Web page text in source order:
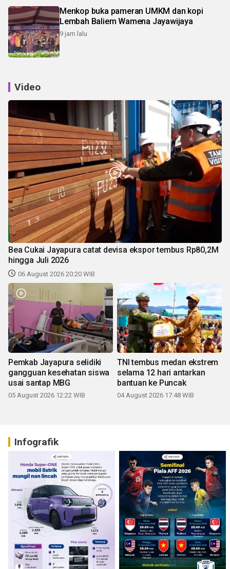
Menkop buka pameran UMKM dan kopi
Lembah Baliem Wamena Jayawijaya
9 jam lalu
Video
Bea Cukai Jayapura catat devisa ekspor tembus Rp80,2M
hingga Juli 2026
06 August 2026 20:20 WIB
Pemkab Jayapura selidiki
gangguan kesehatan siswa
usai santap MBG
05 August 2026 12:22 WIB
TNI tembus medan ekstrem
selama 12 hari antarkan
bantuan ke Puncak
04 August 2026 17:48 WIB
Infografik